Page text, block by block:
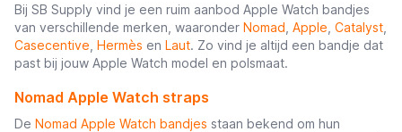
Bij SB Supply vind je een ruim aanbod Apple Watch bandjes
van verschillende merken, waaronder Nomad Apple Catalyst
Casecentive Hermès en Laut. Zo vind je altijd een bandje dat
past bij jouw Apple Watch model en polsmaat.
Nomad Apple Watch straps
De Nomad Apple Watch bandjes staan bekend om hun